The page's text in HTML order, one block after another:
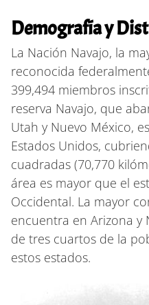
Demografía y
La Nación Navajo, la
reconocida
399,494 miembros
reserva Navajo, que
Utah y Nuevo México,
Estados Unidos,
cuadradas (70,770
área es mayor que el
Occidental. La mayor
encuentra en Arizona y
de tres cuartos de la
estos estados.